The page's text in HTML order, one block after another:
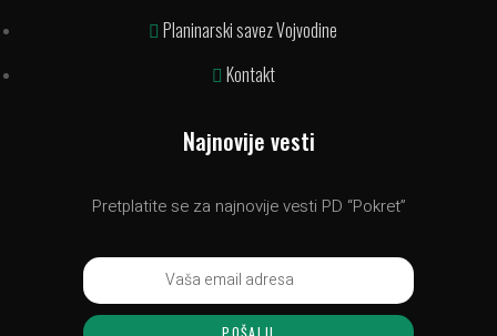
Planinarski savez Vojvodine
Kontakt
Najnovije vesti
Pretplatite se za najnovije vesti PD “Pokret”
POŠALJI